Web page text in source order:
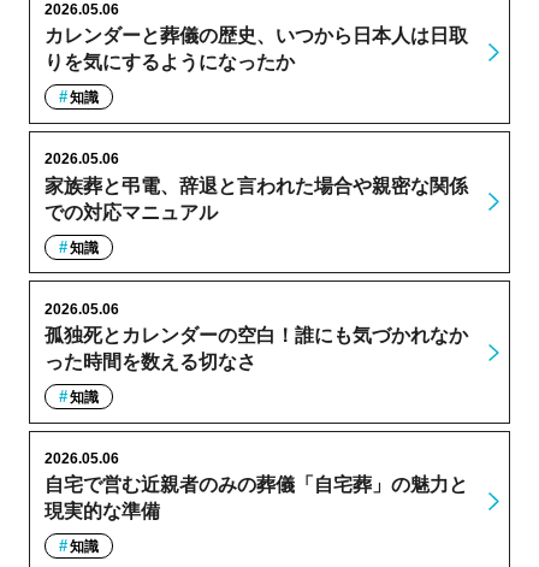
カレンダーと葬儀の歴史、いつから日本人は日取
りを気にするようになったか
2026.05.06
知識
家族葬と弔電、辞退と言われた場合や親密な関係
での対応マニュアル
2026.05.06
知識
孤独死とカレンダーの空白！誰にも気づかれなか
った時間を数える切なさ
2026.05.06
知識
自宅で営む近親者のみの葬儀「自宅葬」の魅力と
現実的な準備
2026.05.06
知識